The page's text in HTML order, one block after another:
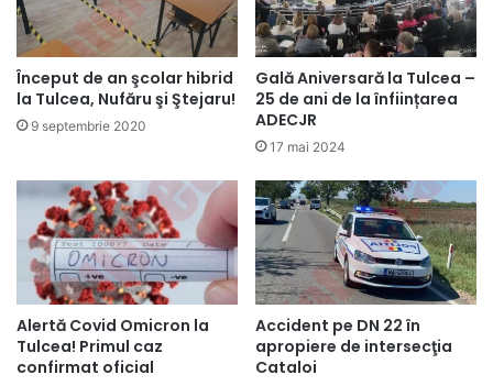
Început de an şcolar hibrid
la Tulcea, Nufăru şi Ştejaru!
9 septembrie 2020
Gală Aniversară la Tulcea –
25 de ani de la înființarea
ADECJR
17 mai 2024
Alertă Covid Omicron la
Tulcea! Primul caz
confirmat oficial
Accident pe DN 22 în
apropiere de intersecţia
Cataloi